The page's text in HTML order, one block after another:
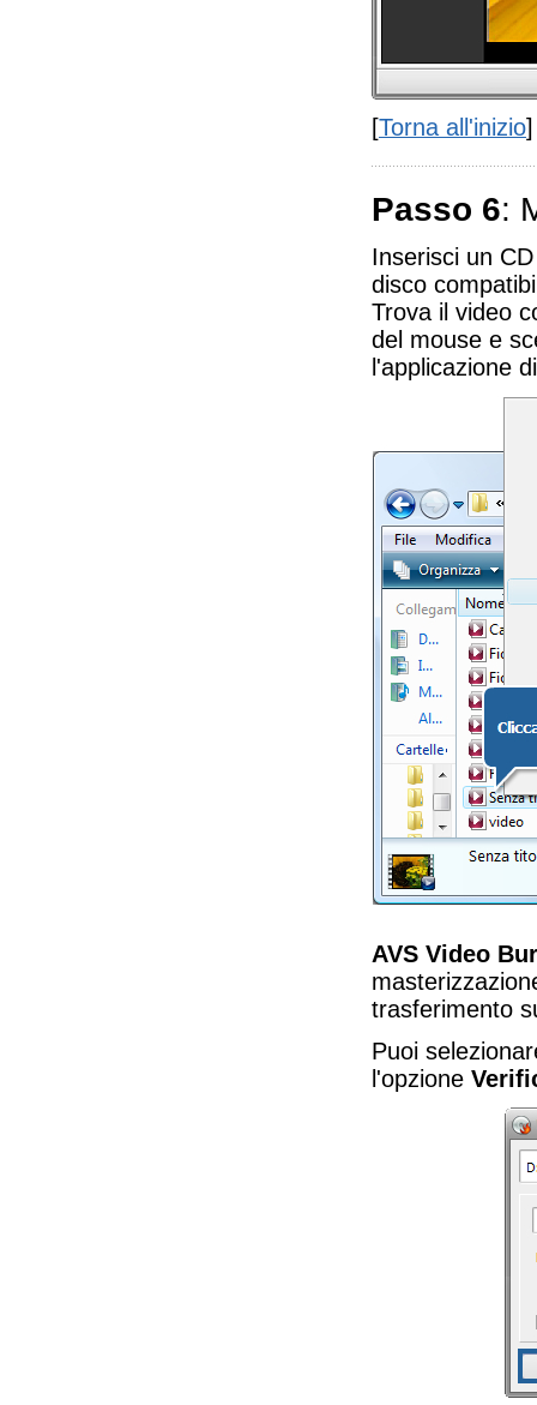
[Torna all'inizio]
Passo 6:
Inserisci un
disco
Trova il video
del mouse e
l'applicazione
AVS Video
trasferimento
Puoi
l'opzione